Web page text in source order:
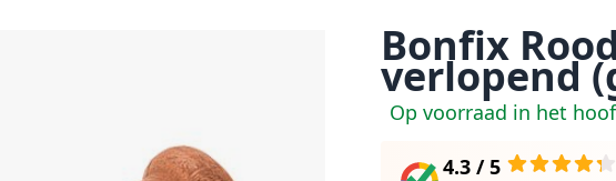
Bonfix
verlopend
Op voorraad in het
4.3 / 5